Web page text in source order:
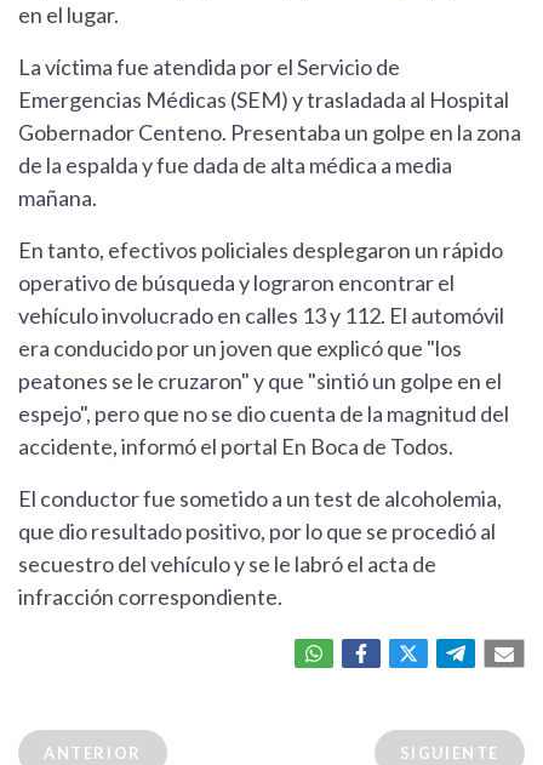
en el lugar.
La víctima fue atendida por el Servicio de
Emergencias Médicas (SEM) y trasladada al Hospital
Gobernador Centeno. Presentaba un golpe en la zona
de la espalda y fue dada de alta médica a media
mañana.
En tanto, efectivos policiales desplegaron un rápido
operativo de búsqueda y lograron encontrar el
vehículo involucrado en calles 13 y 112. El automóvil
era conducido por un joven que explicó que "los
peatones se le cruzaron" y que "sintió un golpe en el
espejo", pero que no se dio cuenta de la magnitud del
accidente, informó el portal En Boca de Todos.
El conductor fue sometido a un test de alcoholemia,
que dio resultado positivo, por lo que se procedió al
secuestro del vehículo y se le labró el acta de
infracción correspondiente.
ANTERIOR SIGUIENTE